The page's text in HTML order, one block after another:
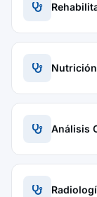
Análisis